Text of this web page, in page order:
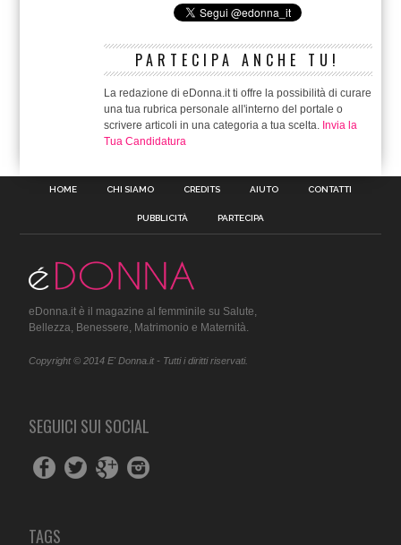
PARTECIPA ANCHE TU!
La redazione di eDonna.it ti offre la possibilità di curare
una tua rubrica personale all'interno del portale o
scrivere articoli in una categoria a tua scelta. Invia la
Tua Candidatura
HOME CHI SIAMO CREDITS AIUTO CONTATTI
PUBBLICITÀ PARTECIPA
eDonna.it è il magazine al femminile su Salute,
Bellezza, Benessere, Matrimonio e Maternità.
Copyright © 2014 E' Donna.it - Tutti i diritti riservati.
SEGUICI SUI SOCIAL
TAGS